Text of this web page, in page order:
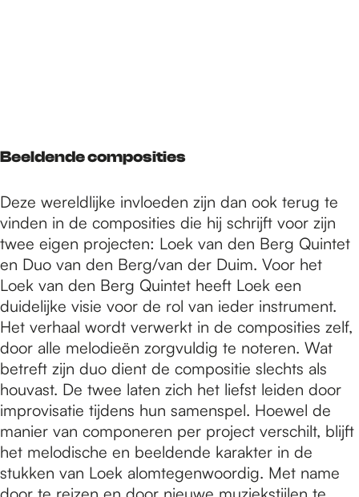
Beeldende composities
Deze wereldlijke invloeden zijn dan ook terug te
vinden in de composities die hij schrijft voor zijn
twee eigen projecten: Loek van den Berg Quintet
en Duo van den Berg/van der Duim. Voor het
Loek van den Berg Quintet heeft Loek een
duidelijke visie voor de rol van ieder instrument.
Het verhaal wordt verwerkt in de composities zelf,
door alle melodieën zorgvuldig te noteren. Wat
betreft zijn duo dient de compositie slechts als
houvast. De twee laten zich het liefst leiden door
improvisatie tijdens hun samenspel. Hoewel de
manier van componeren per project verschilt, blijft
het melodische en beeldende karakter in de
stukken van Loek alomtegenwoordig. Met name